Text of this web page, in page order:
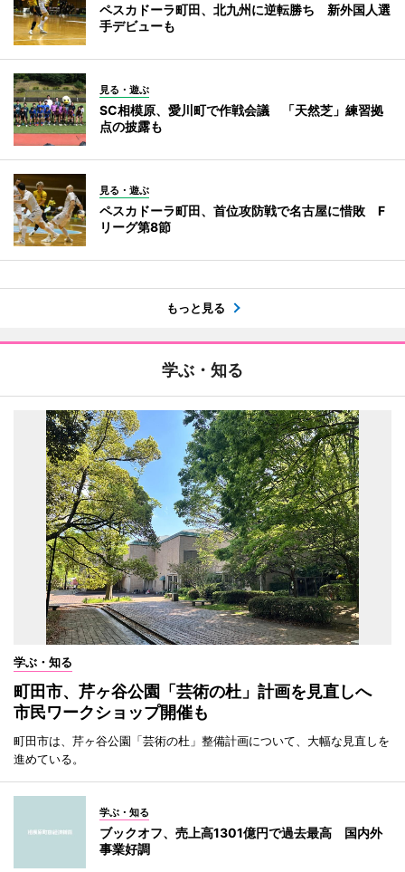
ペスカドーラ町田、北九州に逆転勝ち 新外国人選
手デビューも
見る・遊ぶ
SC相模原、愛川町で作戦会議 「天然芝」練習拠
点の披露も
見る・遊ぶ
ペスカドーラ町田、首位攻防戦で名古屋に惜敗 F
リーグ第8節
もっと見る
学ぶ・知る
学ぶ・知る
町田市、芹ヶ谷公園「芸術の杜」計画を見直しへ
市民ワークショップ開催も
町田市は、芹ヶ谷公園「芸術の杜」整備計画について、大幅な見直しを
進めている。
学ぶ・知る
ブックオフ、売上高1301億円で過去最高 国内外
事業好調